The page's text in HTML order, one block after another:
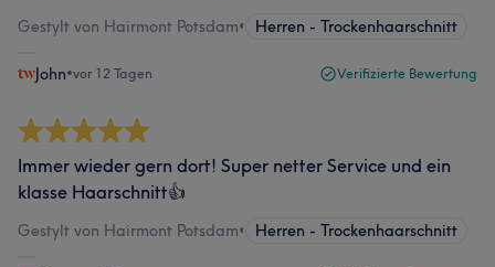
Gestylt von Hairmont Potsdam• Herren - Trockenhaarschnitt
John•vor 12 Tagen Verifizierte Bewertung
Immer wieder gern dort! Super netter Service und ein
klasse Haarschnitt👍
Gestylt von Hairmont Potsdam• Herren - Trockenhaarschnitt